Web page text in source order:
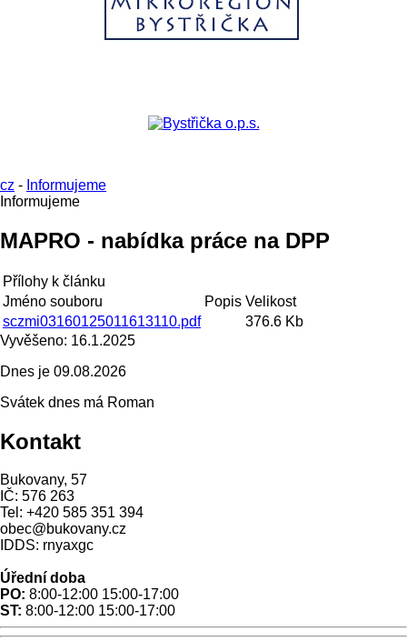
cz - Informujeme
Informujeme
MAPRO - nabídka práce na DPP
Přílohy k článku
Jméno souboru
Popis Velikost
sczmi03160125011613110.pdf
376.6 Kb
Vyvěšeno: 16.1.2025
Dnes je 09.08.2026
Svátek dnes má Roman
Kontakt
Bukovany, 57
IČ: 576 263
Tel: +420 585 351 394
obec@bukovany.cz
IDDS: rnyaxgc
Úřední doba
PO: 8:00-12:00 15:00-17:00
ST: 8:00-12:00 15:00-17:00